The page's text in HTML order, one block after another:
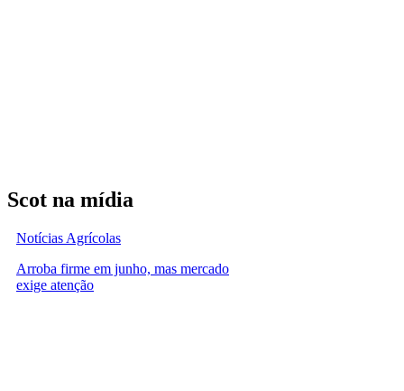
Scot na mídia
Notícias Agrícolas
Arroba firme em junho, mas mercado
exige atenção